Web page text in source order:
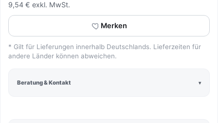
9,54 € exkl. MwSt.
Merken
* Gilt für Lieferungen innerhalb Deutschlands. Lieferzeiten für
andere Länder können abweichen.
Beratung & Kontakt